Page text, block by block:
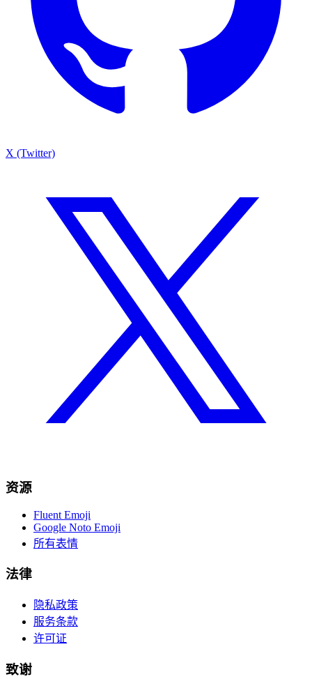
X (Twitter)
资源
Fluent Emoji
Google Noto Emoji
所有表情
法律
隐私政策
服务条款
许可证
致谢